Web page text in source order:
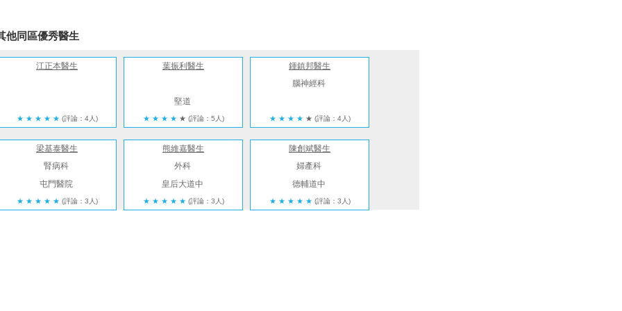
他同區優秀醫生
江正本醫生
★ ★ ★ ★ ★ (評論：4人)
葉振利醫生
堅道
★ ★ ★ ★ ★ (評論：5人)
鍾鎮邦醫生
腦神經科
★ ★ ★ ★ ★ (評論：4人)
梁基泰醫生
腎病科
屯門醫院
★ ★ ★ ★ ★ (評論：3人)
熊維嘉醫生
外科
皇后大道中
★ ★ ★ ★ ★ (評論：3人)
陳創斌醫生
婦產科
德輔道中
★ ★ ★ ★ ★ (評論：3人)